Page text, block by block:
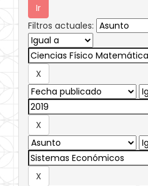
Filtros actuales: